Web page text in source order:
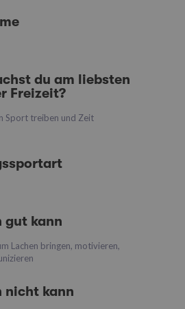
du am liebsten
Freizeit?
Sport treiben und Zeit
gut kann
Lachen bringen, motivieren,
nicht kann